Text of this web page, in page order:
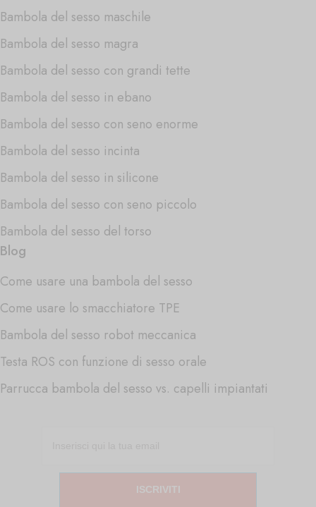
Bambola del sesso maschile
Bambola del sesso magra
Bambola del sesso con grandi tette
Bambola del sesso in ebano
Bambola del sesso con seno enorme
Bambola del sesso incinta
Bambola del sesso in silicone
Bambola del sesso con seno piccolo
Bambola del sesso del torso
Blog
Come usare una bambola del sesso
Come usare lo smacchiatore TPE
Bambola del sesso robot meccanica
Testa ROS con funzione di sesso orale
Parrucca bambola del sesso vs. capelli impiantati
ISCRIVITI